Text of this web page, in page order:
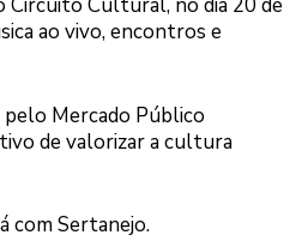
Circuito Cultural, no dia 20 de
ao vivo, encontros e
Mercado Público
de valorizar a cultura
com Sertanejo.